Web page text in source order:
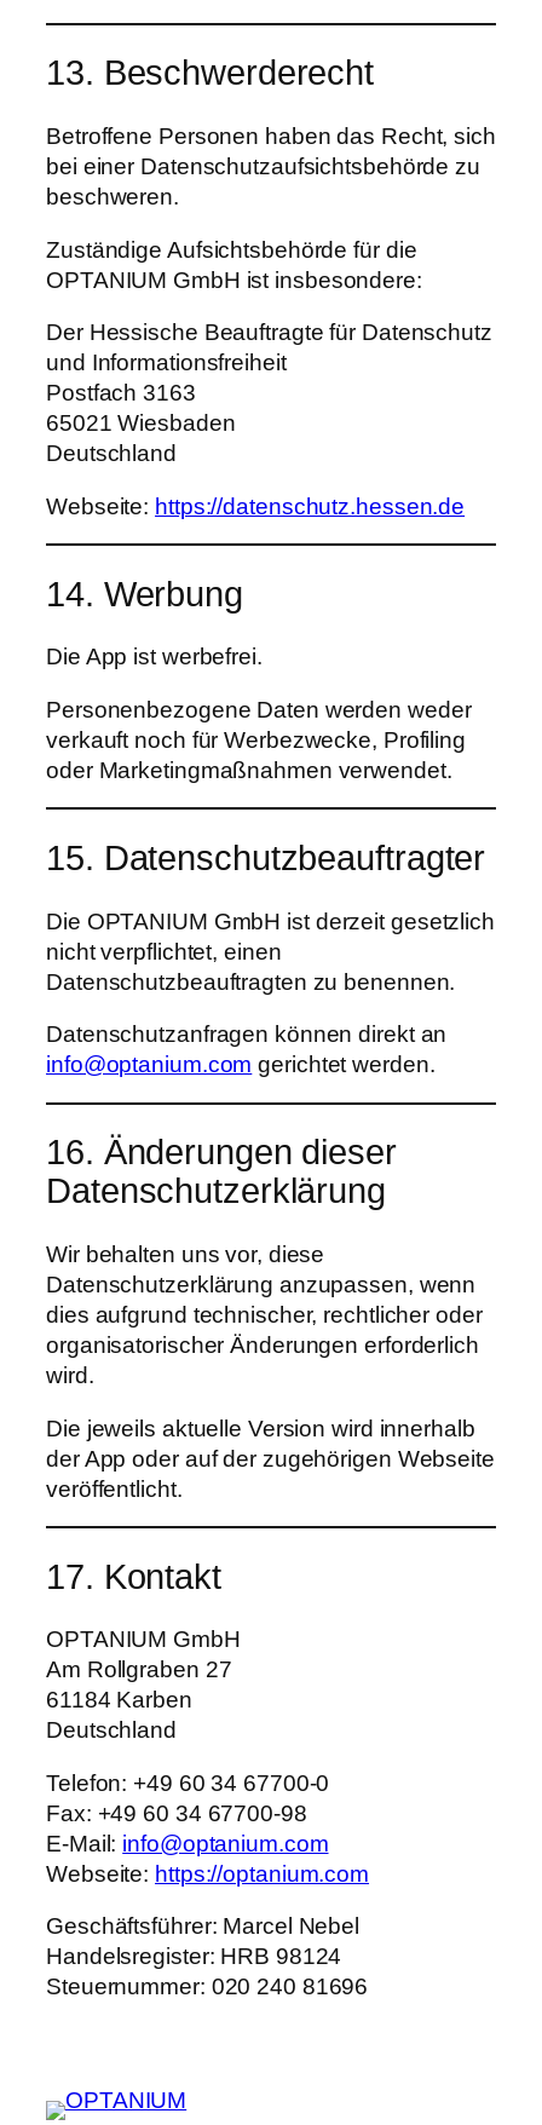
13. Beschwerderecht
Betroffene Personen haben das Recht, sich
bei einer Datenschutzaufsichtsbehörde zu
beschweren.
Zuständige Aufsichtsbehörde für die
OPTANIUM GmbH ist insbesondere:
Der Hessische Beauftragte für Datenschutz
und Informationsfreiheit
Postfach 3163
65021 Wiesbaden
Deutschland
Webseite: https://datenschutz.hessen.de
14. Werbung
Die App ist werbefrei.
Personenbezogene Daten werden weder
verkauft noch für Werbezwecke, Profiling
oder Marketingmaßnahmen verwendet.
15. Datenschutzbeauftragter
Die OPTANIUM GmbH ist derzeit gesetzlich
nicht verpflichtet, einen
Datenschutzbeauftragten zu benennen.
Datenschutzanfragen können direkt an
info@optanium.com gerichtet werden.
16. Änderungen dieser
Datenschutzerklärung
Wir behalten uns vor, diese
Datenschutzerklärung anzupassen, wenn
dies aufgrund technischer, rechtlicher oder
organisatorischer Änderungen erforderlich
wird.
Die jeweils aktuelle Version wird innerhalb
der App oder auf der zugehörigen Webseite
veröffentlicht.
17. Kontakt
OPTANIUM GmbH
Am Rollgraben 27
61184 Karben
Deutschland
Telefon: +49 60 34 67700-0
Fax: +49 60 34 67700-98
E-Mail: info@optanium.com
Webseite: https://optanium.com
Geschäftsführer: Marcel Nebel
Handelsregister: HRB 98124
Steuernummer: 020 240 81696